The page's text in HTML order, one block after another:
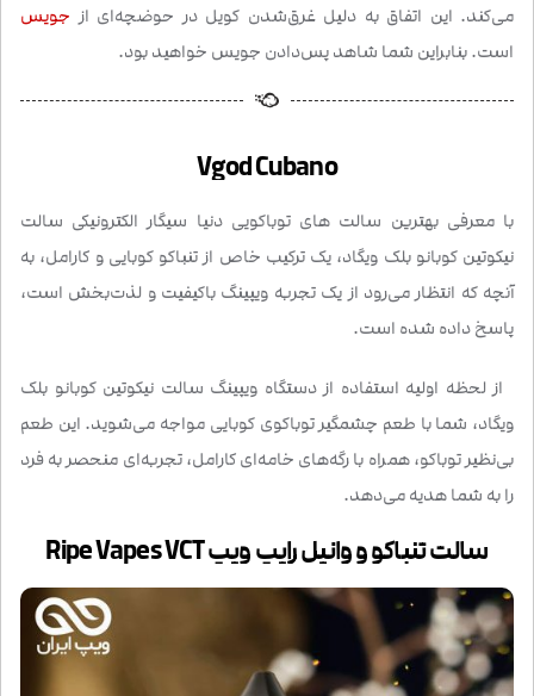
می‌کند. این اتفاق به دلیل غرق‌شدن کویل در حوضچه‌ای از جویس
است. بنابراین شما شاهد پس‌دادن جویس خواهید بود.
Vgod Cubano
با معرفی بهترین سالت های توباکویی دنیا سیگار الکترونیکی سالت
نیکوتین کوبانو بلک ویگاد، یک ترکیب خاص از تنباکو کوبایی و کارامل، به
آنچه که انتظار می‌رود از یک تجربه ویپینگ باکیفیت و لذت‌بخش است،
پاسخ داده شده است.
از لحظه اولیه استفاده از دستگاه ویپینگ سالت نیکوتین کوبانو بلک
ویگاد، شما با طعم چشمگیر توباکوی کوبایی مواجه می‌شوید. این طعم
بی‌نظیر توباکو، همراه با رگه‌های خامه‌ای کارامل، تجربه‌ای منحصر به فرد
را به شما هدیه می‌دهد.
سالت تنباکو و وانیل رایپ ویپ Ripe Vapes VCT